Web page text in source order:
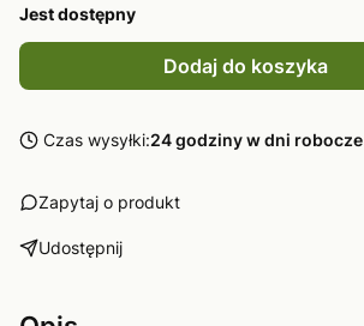
Jest dostępny
Dodaj do koszyka
Czas wysyłki:24 godziny w dni robocze
Zapytaj o produkt
Udostępnij